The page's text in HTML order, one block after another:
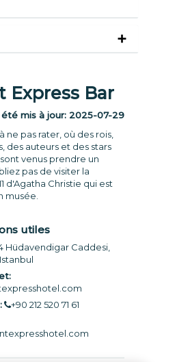
Express Bar
mis à jour: 2025-07-29
ne pas rater, où des rois,
des auteurs et des stars
venus prendre un
pas de visiter la
d'Agatha Christie qui est
musée.
utiles
Hüdavendigar Caddesi,
+90 212 520 71 61